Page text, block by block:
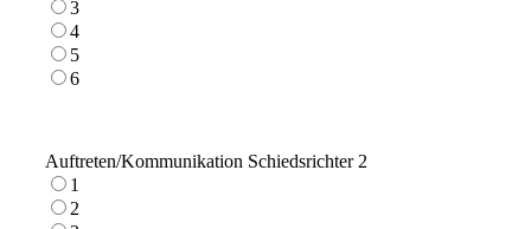
3
4
5
6
Auftreten/Kommunikation Schiedsrichter 2
1
2